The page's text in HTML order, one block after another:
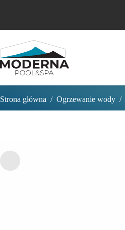
Strona główna / Ogrzewanie wody /